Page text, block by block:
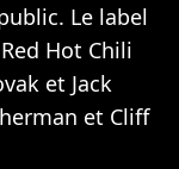
Le label
Hot Chili
et Jack
et Cliff